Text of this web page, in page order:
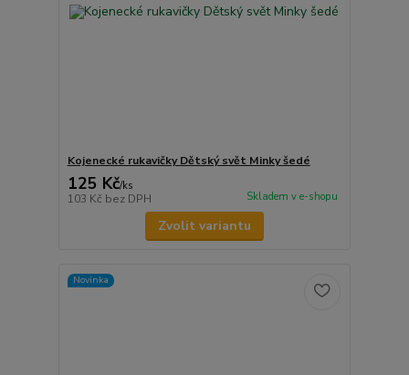
Kojenecké rukavičky Dětský svět Minky šedé
125 Kč/ks
103 Kč bez DPH Skladem v e-shopu
Zvolit variantu
Novinka